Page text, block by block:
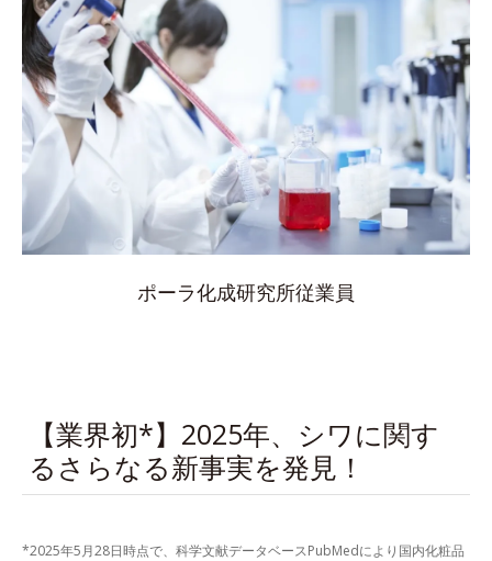
ポーラ化成研究所従業員
【業界初*】2025年、シワに関す
るさらなる新事実を発見！
*2025年5月28日時点で、科学文献データベースPubMedにより国内化粧品